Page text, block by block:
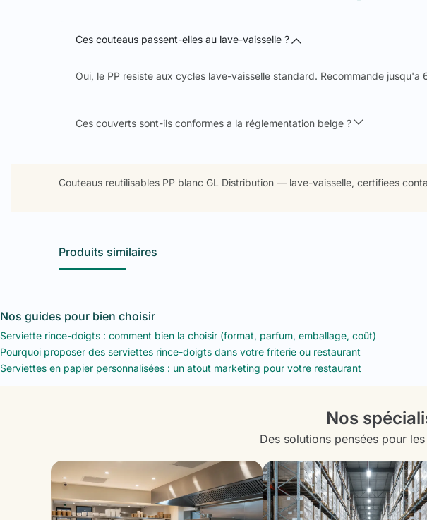
Ces couteaus passent-elles au lave-vaisselle ?
Oui, le PP resiste aux cycles lave-vaisselle standard. Recommande
Ces couverts sont-ils conformes a la réglementation belge ?
Couteaus reutilisables PP blanc GL Distribution — lave-vaisselle, certifiees
Produits similaires
Nos guides pour bien choisir
Serviette rince-doigts : comment bien la choisir (format, parfum, emballage, coût)
Pourquoi proposer des serviettes rince-doigts dans votre friterie ou restaurant
Serviettes en papier personnalisées : un atout marketing pour votre restaurant
Nos
Des solutions pensées pour